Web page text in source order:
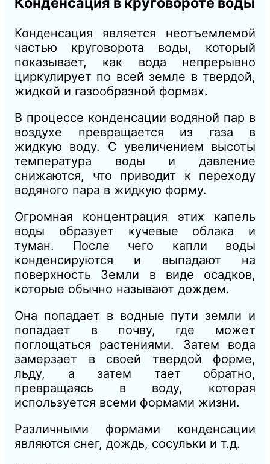
Конденсация является неотъемлемой
частью круговорота воды, который
показывает, как вода непрерывно
циркулирует по всей земле в твердой,
жидкой и газообразной формах.
В процессе конденсации водяной пар в
воздухе превращается из газа в
жидкую воду. С увеличением высоты
температура воды и давление
снижаются, что приводит к переходу
водяного пара в жидкую форму.
Огромная концентрация этих капель
воды образует кучевые облака и
туман. После чего капли воды
конденсируются и выпадают на
поверхность Земли в виде осадков,
которые обычно называют дождем.
Она попадает в водные пути земли и
попадает в почву, где может
поглощаться растениями. Затем вода
замерзает в своей твердой форме,
льду, а затем тает обратно,
превращаясь в воду, которая
используется всеми формами жизни.
Различными формами конденсации
являются снег, дождь, сосульки и т.д.